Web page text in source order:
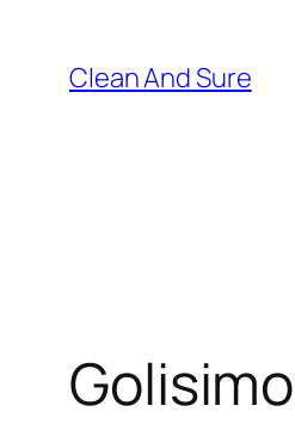
content
Clean And Sure